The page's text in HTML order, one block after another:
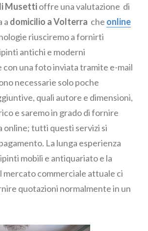
Musettioffre una valutazione di
a domicilio a Volterra che online
riusciremo a fornirti
antichi e moderni
con una foto inviata tramite e-mail
necessarie solo poche
quali autore e dimensioni,
e saremo in grado di fornire
online; tutti questi servizi si
La lunga esperienza
mobili e antiquariato e la
mercato commerciale attuale ci
quotazioni normalmente in un